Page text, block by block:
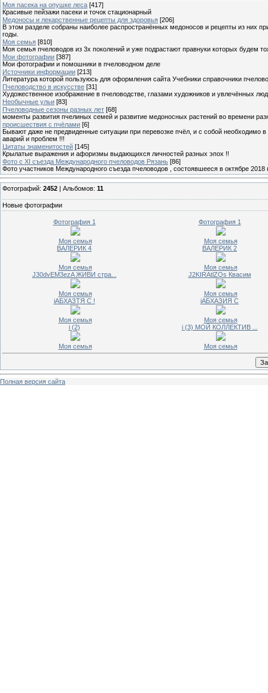
Моя пасека на опушке леса [417]
Красивые пейзажи пасеки и точок стационарный
Медоносы и лекарственные рецепты для здоровья [206]
В этом разделе собраны наиболее распространённых медоносов и рецепты из них
годы.
Моя семья [810]
Моя семья пчеловодов из 3х поколений и уже подрастают правнуки которых будем
Мои фотографии [387]
Мои фотографии и помошники в пчеловодном деле
Источники информации [213]
Литература которой пользуюсь для оформления сайта Учебники справочники
Пчеловодство в искусстве [31]
Художественное изображение в пчеловодстве, глазами художников и увлечённых
Необычные ульи [83]
Пчеловодные сезоны разных лет [68]
моменты развития пчелиных семей и развитие медоносных растений во времени
происшествия с пчёлами [6]
Бывают даже не предвиденные ситуации при перевозке пчёл, и с собой необходимо
аварий и проблем !!!
Цитаты знаменитостей [145]
Крылатые выражения и афоризмы выдающихся личностей разных эпох !!
Фото с XI съезда Международного пчеловодов Рязань [86]
Фото участников Международного съезда пчеловодов , состоявшееся в октябре 2018
Фотографий: 2452 | Альбомов: 11
Новые фотографии
Фотография 1
Моя семья
Фотография 1
Моя семья
ВАЛЕРИК 4
Моя семья
ВАЛЕРИК 2
Моя семья
J30dvEM3ezA ЖИВИ стра...
Моя семья
J2KIRAtlZQs Квасим
Моя семья
iАБХАЗТЯ С !
Моя семья
iАБХАЗИЯ С
Моя семья
i (2)
Моя семья
i (3) МОЙ КОЛЛЕКТИВ ...
Моя семья
Полная версия сайта